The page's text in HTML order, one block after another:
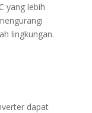
yang lebih
lingkungan.
dapat